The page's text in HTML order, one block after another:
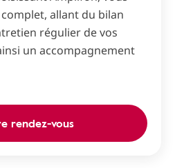
allant du bilan
régulier de vos
un accompagnement
rendez-vous